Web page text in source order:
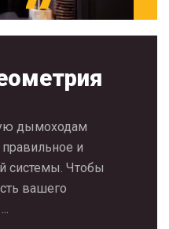
дымоходам
правильное и
системы. Чтобы
вашего